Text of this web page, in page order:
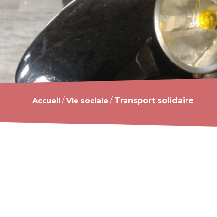
Accueil /Vie sociale / Transport solidaire